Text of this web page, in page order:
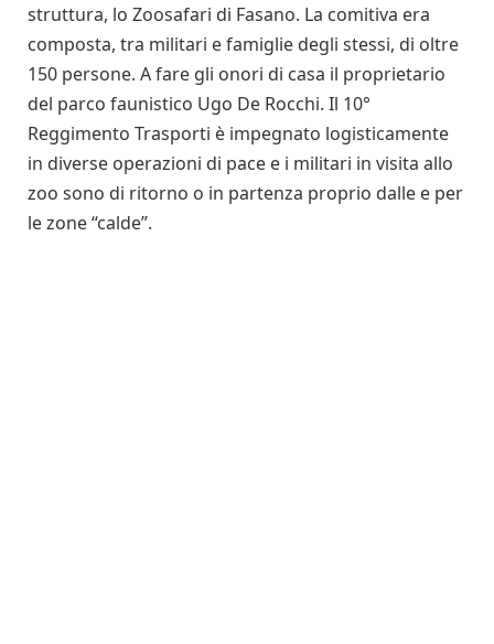
struttura, lo Zoosafari di Fasano. La comitiva era
composta, tra militari e famiglie degli stessi, di oltre
150 persone. A fare gli onori di casa il proprietario
del parco faunistico Ugo De Rocchi. Il 10°
Reggimento Trasporti è impegnato logisticamente
in diverse operazioni di pace e i militari in visita allo
zoo sono di ritorno o in partenza proprio dalle e per
le zone “calde”.